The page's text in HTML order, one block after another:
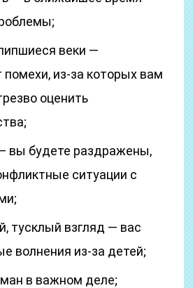
веки —
из-за которых вам
оценить
вы будете раздражены,
ситуации с
тусклый взгляд — вас
волнения из-за детей;
в важном деле;